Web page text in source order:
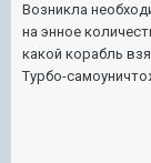
Возникла
на энное
какой корабль
Турбо-